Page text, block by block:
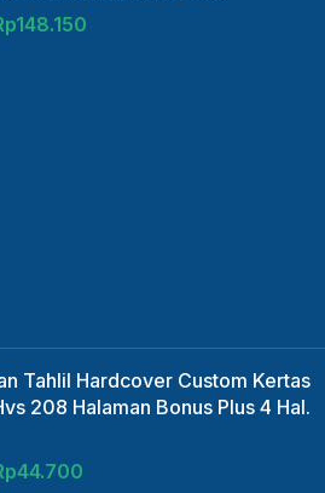
148.150
Tahlil Hardcover Custom Kertas
208 Halaman Bonus Plus 4 Hal.
44.700